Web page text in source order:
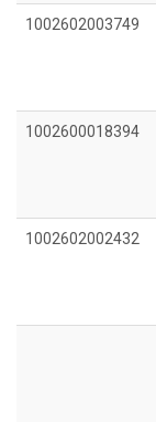
1002602003749
1002600018394
1002602002432